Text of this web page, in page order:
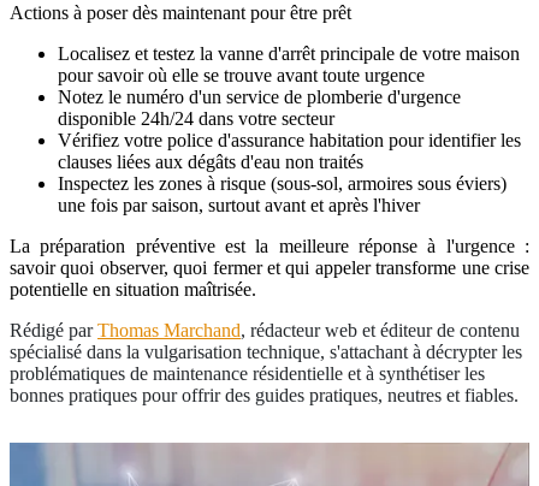
Actions à poser dès maintenant pour être prêt
Localisez et testez la vanne d'arrêt principale de votre maison
pour savoir où elle se trouve avant toute urgence
Notez le numéro d'un service de plomberie d'urgence
disponible 24h/24 dans votre secteur
Vérifiez votre police d'assurance habitation pour identifier les
clauses liées aux dégâts d'eau non traités
Inspectez les zones à risque (sous-sol, armoires sous éviers)
une fois par saison, surtout avant et après l'hiver
La préparation préventive est la meilleure réponse à l'urgence :
savoir quoi observer, quoi fermer et qui appeler transforme une crise
potentielle en situation maîtrisée.
Rédigé parThomas Marchand, rédacteur web et éditeur de contenu
spécialisé dans la vulgarisation technique, s'attachant à décrypter les
problématiques de maintenance résidentielle et à synthétiser les
bonnes pratiques pour offrir des guides pratiques, neutres et fiables.